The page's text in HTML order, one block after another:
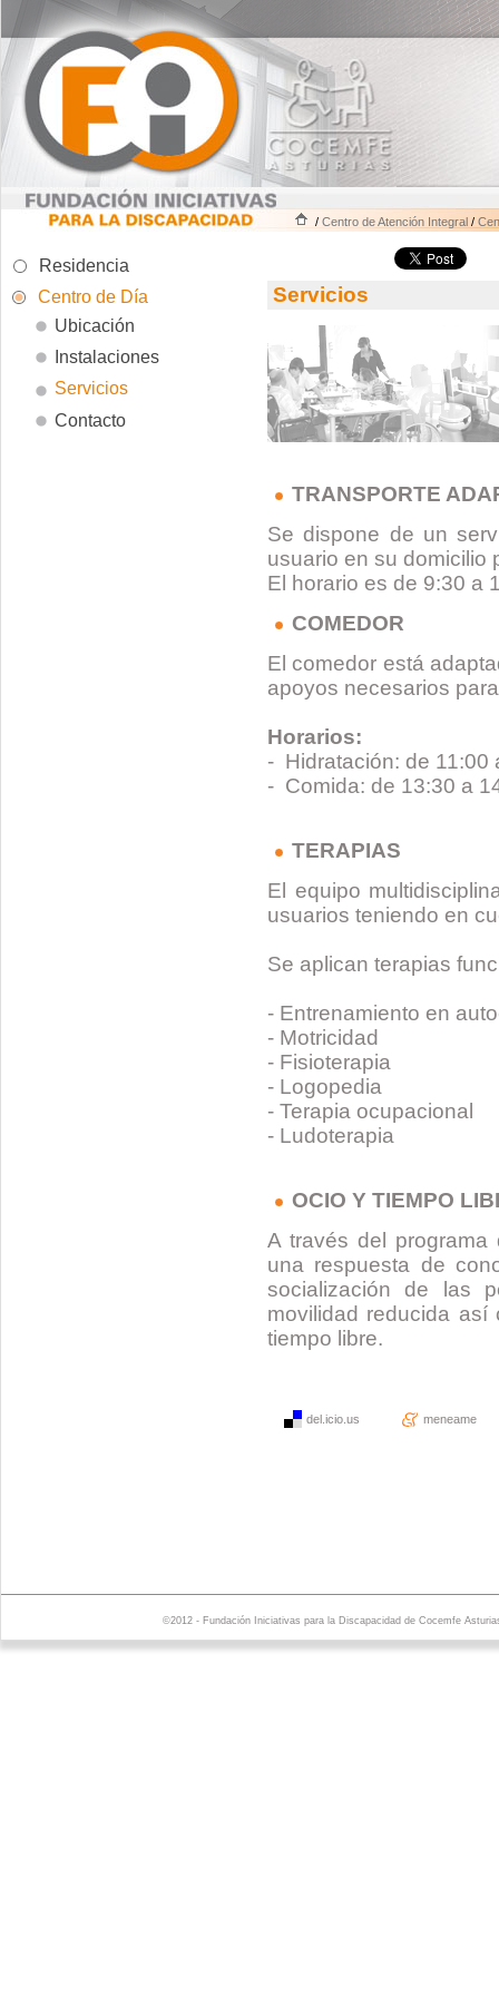
/ Centro de Atención Integral/
Residencia
Centro de Día
Ubicación
Instalaciones
Servicios
Contacto
Servicios
TRANSPORTE
Se dispone de un
usuario en su domicilio
El horario es de 9:30 a
COMEDOR
El comedor está
apoyos necesarios
Horarios:
- Hidratación: de 11:00
- Comida: de 13:30 a
TERAPIAS
El equipo
usuarios teniendo en
Se aplican terapias
- Entrenamiento en
- Motricidad
- Fisioterapia
- Logopedia
- Terapia ocupacional
- Ludoterapia
OCIO Y TIEMPO
A través del
una respuesta de
socialización de las
movilidad reducida así
tiempo libre.
del.icio.us meneame
©2012 - Fundación Iniciativas para la Discapacidad de Cocemfe